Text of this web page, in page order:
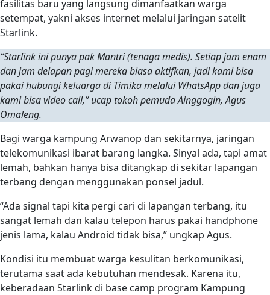
fasilitas baru yang langsung dimanfaatkan warga
setempat, yakni akses internet melalui jaringan satelit
Starlink.
“Starlink ini punya pak Mantri (tenaga medis). Setiap jam enam
dan jam delapan pagi mereka biasa aktifkan, jadi kami bisa
pakai hubungi keluarga di Timika melalui WhatsApp dan juga
kami bisa video call,” ucap tokoh pemuda Ainggogin, Agus
Omaleng.
Bagi warga kampung Arwanop dan sekitarnya, jaringan
telekomunikasi ibarat barang langka. Sinyal ada, tapi amat
lemah, bahkan hanya bisa ditangkap di sekitar lapangan
terbang dengan menggunakan ponsel jadul.
“Ada signal tapi kita pergi cari di lapangan terbang, itu
sangat lemah dan kalau telepon harus pakai handphone
jenis lama, kalau Android tidak bisa,” ungkap Agus.
Kondisi itu membuat warga kesulitan berkomunikasi,
terutama saat ada kebutuhan mendesak. Karena itu,
keberadaan Starlink di base camp program Kampung